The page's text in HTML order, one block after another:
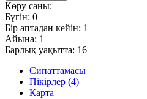
Көру саны:
Бүгін: 0
Бір аптадан кейін: 1
Айына: 1
Барлық уақытта: 16
Сипаттамасы
Пікірлер (4)
Карта